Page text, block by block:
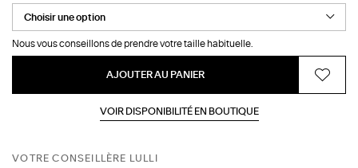
Nous vous conseillons de prendre votre taille habituelle.
AJOUTER AU PANIER
VOIR DISPONIBILITÉ EN BOUTIQUE
VOTRE CONSEILLÈRE LULLI